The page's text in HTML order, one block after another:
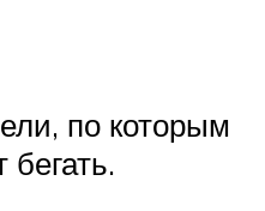
по которым
бегать.